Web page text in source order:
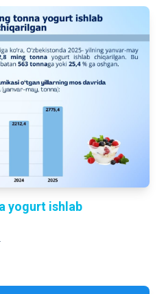
yogurt ishlab